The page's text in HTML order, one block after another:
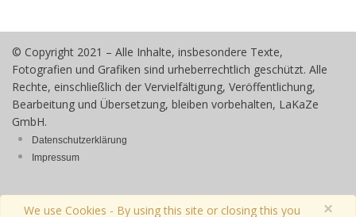
© Copyright 2021 – Alle Inhalte, insbesondere Texte,
Fotografien und Grafiken sind urheberrechtlich geschützt. Alle
Rechte, einschließlich der Vervielfältigung, Veröffentlichung,
Bearbeitung und Übersetzung, bleiben vorbehalten, LaKaZe
GmbH.
Datenschutzerklärung
Impressum
×
We use Cookies - By using this site or closing this you